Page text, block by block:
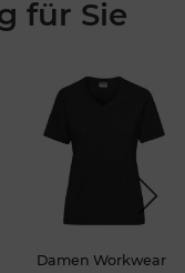
für Sie
Damen Workwear
Next